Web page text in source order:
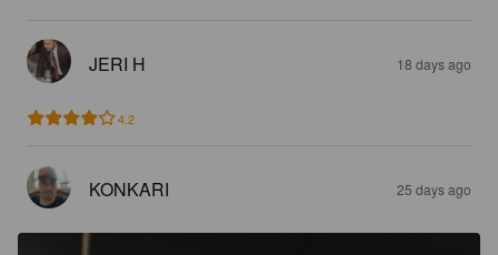
JERI H 18 days ago
4.2
KONKARI 25 days ago